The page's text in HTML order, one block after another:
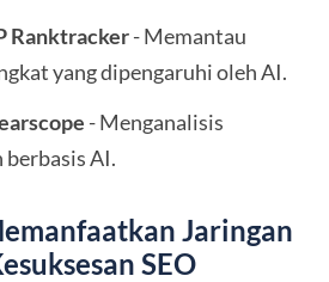
Ranktracker- Memantau
yang dipengaruhi oleh AI.
- Menganalisis
AI.
Jaringan
SEO